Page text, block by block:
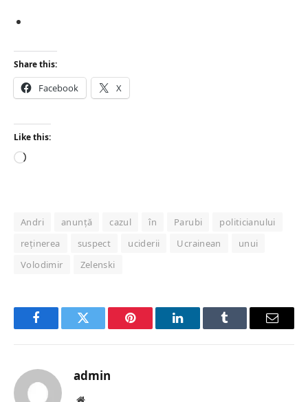
Share this:
Facebook X
Like this:
Loading…
Andri anunță cazul în Parubi
politicianului
reținerea
suspect uciderii Ucrainean
unui
Volodimir
Zelenski
FacebookTwitter Pinterest LinkedInTumblr Email
admin
Website